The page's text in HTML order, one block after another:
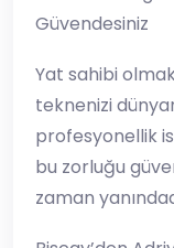
Güvendesiniz
Yat sahibi
teknenizi
profesyonellik
bu zorluğu
zaman